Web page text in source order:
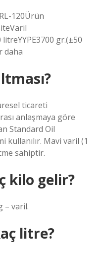
120Ürün
litreYYPE3700 gr.(±50
daha
ticareti
anlaşmaya göre
Standard Oil
kullanılır. Mavi varil (1
sahiptir.
kilo gelir?
– varil.
litre?